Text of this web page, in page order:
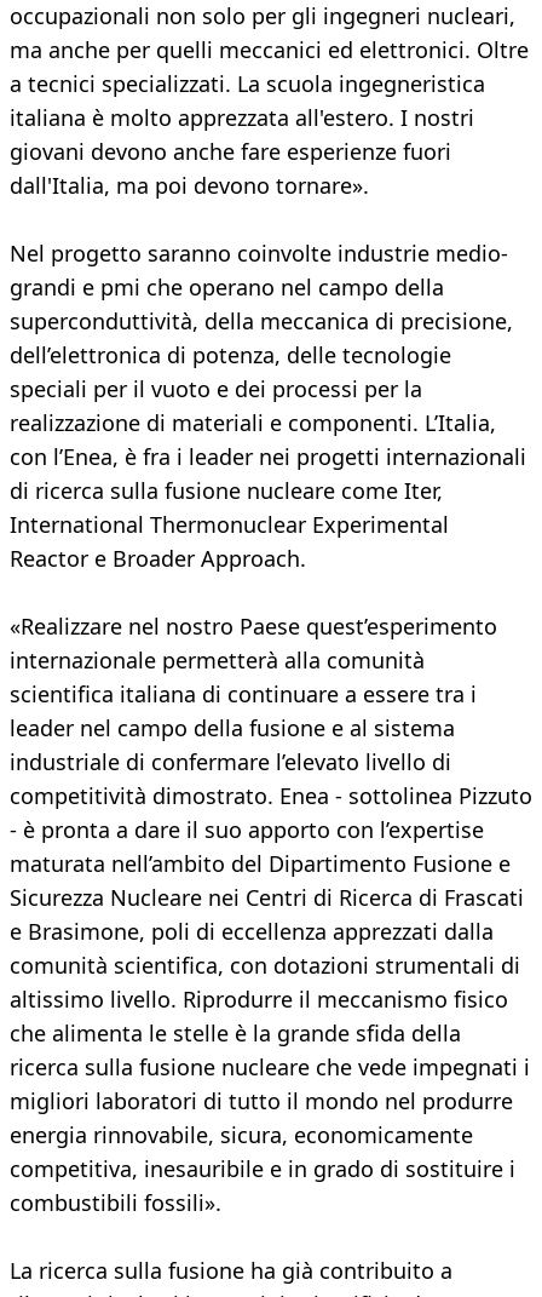
occupazionali non solo per gli ingegneri nucleari,
ma anche per quelli meccanici ed elettronici. Oltre
a tecnici specializzati. La scuola ingegneristica
italiana è molto apprezzata all'estero. I nostri
giovani devono anche fare esperienze fuori
dall'Italia, ma poi devono tornare».
Nel progetto saranno coinvolte industrie medio-
grandi e pmi che operano nel campo della
superconduttività, della meccanica di precisione,
dell’elettronica di potenza, delle tecnologie
speciali per il vuoto e dei processi per la
realizzazione di materiali e componenti. L’Italia,
con l’Enea, è fra i leader nei progetti internazionali
di ricerca sulla fusione nucleare come Iter,
International Thermonuclear Experimental
Reactor e Broader Approach.
«Realizzare nel nostro Paese quest’esperimento
internazionale permetterà alla comunità
scientifica italiana di continuare a essere tra i
leader nel campo della fusione e al sistema
industriale di confermare l’elevato livello di
competitività dimostrato. Enea - sottolinea Pizzuto
- è pronta a dare il suo apporto con l’expertise
maturata nell’ambito del Dipartimento Fusione e
Sicurezza Nucleare nei Centri di Ricerca di Frascati
e Brasimone, poli di eccellenza apprezzati dalla
comunità scientifica, con dotazioni strumentali di
altissimo livello. Riprodurre il meccanismo fisico
che alimenta le stelle è la grande sfida della
ricerca sulla fusione nucleare che vede impegnati i
migliori laboratori di tutto il mondo nel produrre
energia rinnovabile, sicura, economicamente
competitiva, inesauribile e in grado di sostituire i
combustibili fossili».
La ricerca sulla fusione ha già contribuito a